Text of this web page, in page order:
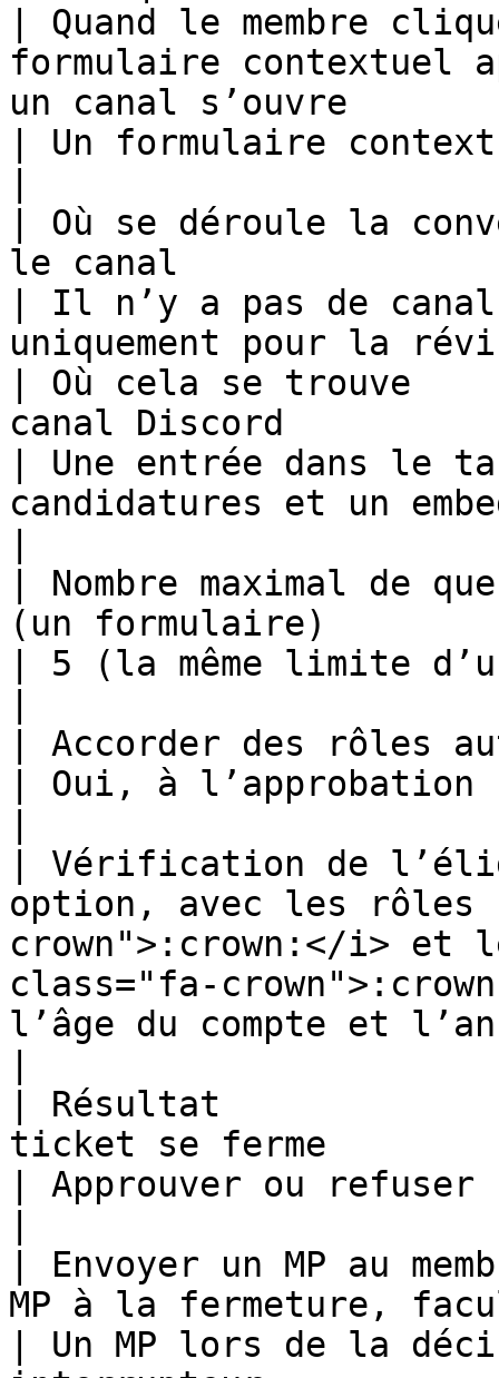
| Quand le
formulaire contextuel
un canal s’ouvre
| Un formulaire
| Où se déroule la
le canal
| Il n’y a pas de
uniquement pour
| Où cela se
canal Discord
| Une entrée dans le
candidatures et un
| Nombre maximal
(un formulaire)
| 5 (la même limite
| Accorder des rôles
| Oui, à l’approbation
| Vérification de
option, avec les
crown">:crown:</i> et
class="fa-
l’âge du compte et
| Résultat
ticket se ferme
| Approuver ou refuser
| Envoyer un MP au
MP à la fermeture,
| Un MP lors de la